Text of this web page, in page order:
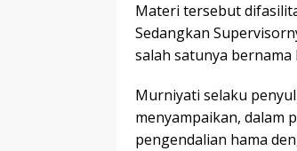
Materi tersebut
Sedangkan
salah satunya bernama
Murniyati selaku
menyampaikan, dalam
pengendalian hama